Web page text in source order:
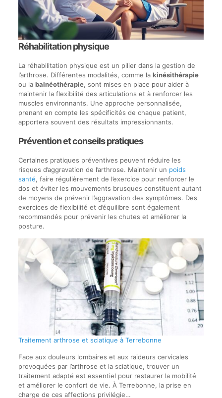
Réhabilitation physique
La réhabilitation physique est un pilier dans la gestion de
l’arthrose. Différentes modalités, comme la kinésithérapie
ou la balnéothérapie, sont mises en place pour aider à
maintenir la flexibilité des articulations et à renforcer les
muscles environnants. Une approche personnalisée,
prenant en compte les spécificités de chaque patient,
apportera souvent des résultats impressionnants.
Prévention et conseils pratiques
Certaines pratiques préventives peuvent réduire les
risques d’aggravation de l’arthrose. Maintenir un poids
santé, faire régulièrement de l’exercice pour renforcer le
dos et éviter les mouvements brusques constituent autant
de moyens de prévenir l’aggravation des symptômes. Des
exercices de flexibilité et d’équilibre sont également
recommandés pour prévenir les chutes et améliorer la
posture.
Traitement arthrose et sciatique à Terrebonne
Face aux douleurs lombaires et aux raideurs cervicales
provoquées par l’arthrose et la sciatique, trouver un
traitement adapté est essentiel pour restaurer la mobilité
et améliorer le confort de vie. À Terrebonne, la prise en
charge de ces affections privilégie…